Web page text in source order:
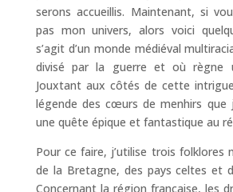
serons accueillis. Maintenant, si
pas mon univers, alors voici
s’agit d’un monde médiéval
divisé par la guerre et où règne
Jouxtant aux côtés de cette
légende des cœurs de menhirs que
une quête épique et fantastique au
Pour ce faire, j’utilise trois folklores
de la Bretagne, des pays celtes et
Concernant la région française, les